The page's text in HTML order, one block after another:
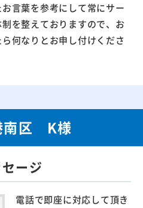
言葉を参考にして常にサー
を整えておりますので、お
何なりとお申し付けくださ
南区 K様
ージ
電話で即座に対応して頂き